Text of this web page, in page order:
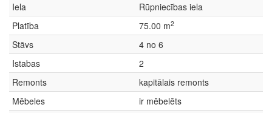
Iela
Rūpniecības iela
Platība
75.00 m2
Stāvs
4 no 6
Istabas
2
Remonts
kapitālais remonts
Mēbeles
ir mēbelēts